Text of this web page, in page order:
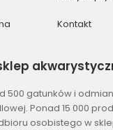
Kontakt
500 gatunków i
Ponad 15 000
osobistego w